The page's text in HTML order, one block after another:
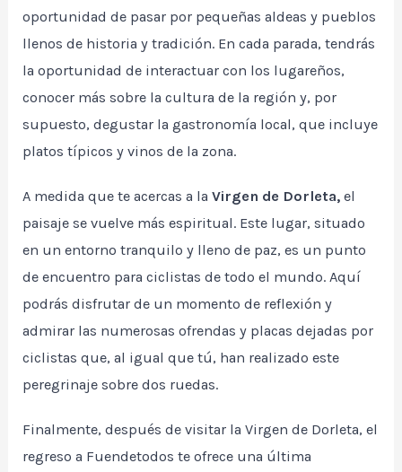
oportunidad de pasar por pequeñas aldeas y pueblos
llenos de historia y tradición. En cada parada, tendrás
la oportunidad de interactuar con los lugareños,
conocer más sobre la cultura de la región y, por
supuesto, degustar la gastronomía local, que incluye
platos típicos y vinos de la zona.
A medida que te acercas a la Virgen de Dorleta, el
paisaje se vuelve más espiritual. Este lugar, situado
en un entorno tranquilo y lleno de paz, es un punto
de encuentro para ciclistas de todo el mundo. Aquí
podrás disfrutar de un momento de reflexión y
admirar las numerosas ofrendas y placas dejadas por
ciclistas que, al igual que tú, han realizado este
peregrinaje sobre dos ruedas.
Finalmente, después de visitar la Virgen de Dorleta, el
regreso a Fuendetodos te ofrece una última